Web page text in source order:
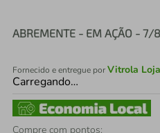
ABREMENTE - EM AÇÃO - 7/
Fornecido e entregue porVitrola
Carregando…
Compre com pontos: